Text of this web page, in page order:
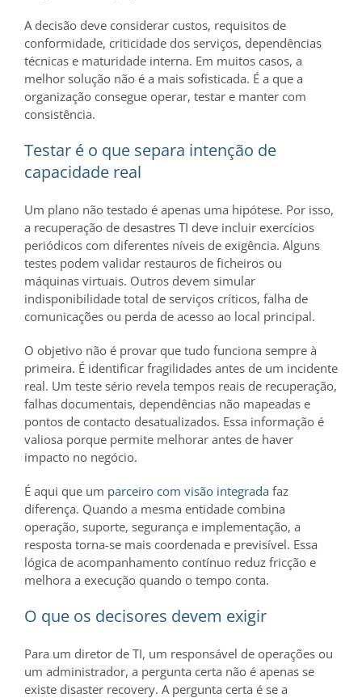
A decisão deve considerar custos, requisitos de
conformidade, criticidade dos serviços, dependências
técnicas e maturidade interna. Em muitos casos, a
melhor solução não é a mais sofisticada. É a que a
organização consegue operar, testar e manter com
consistência.
Testar é o que separa intenção de
capacidade real
Um plano não testado é apenas uma hipótese. Por isso,
a recuperação de desastres TI deve incluir exercícios
periódicos com diferentes níveis de exigência. Alguns
testes podem validar restauros de ficheiros ou
máquinas virtuais. Outros devem simular
indisponibilidade total de serviços críticos, falha de
comunicações ou perda de acesso ao local principal.
O objetivo não é provar que tudo funciona sempre à
primeira. É identificar fragilidades antes de um incidente
real. Um teste sério revela tempos reais de recuperação,
falhas documentais, dependências não mapeadas e
pontos de contacto desatualizados. Essa informação é
valiosa porque permite melhorar antes de haver
impacto no negócio.
É aqui que um parceiro com visão integrada faz
diferença. Quando a mesma entidade combina
operação, suporte, segurança e implementação, a
resposta torna-se mais coordenada e previsível. Essa
lógica de acompanhamento contínuo reduz fricção e
melhora a execução quando o tempo conta.
O que os decisores devem exigir
Para um diretor de TI, um responsável de operações ou
um administrador, a pergunta certa não é apenas se
existe disaster recovery. A pergunta certa é se a